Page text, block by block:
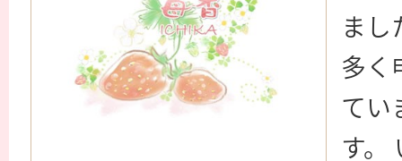
まし
多く
てい
す。